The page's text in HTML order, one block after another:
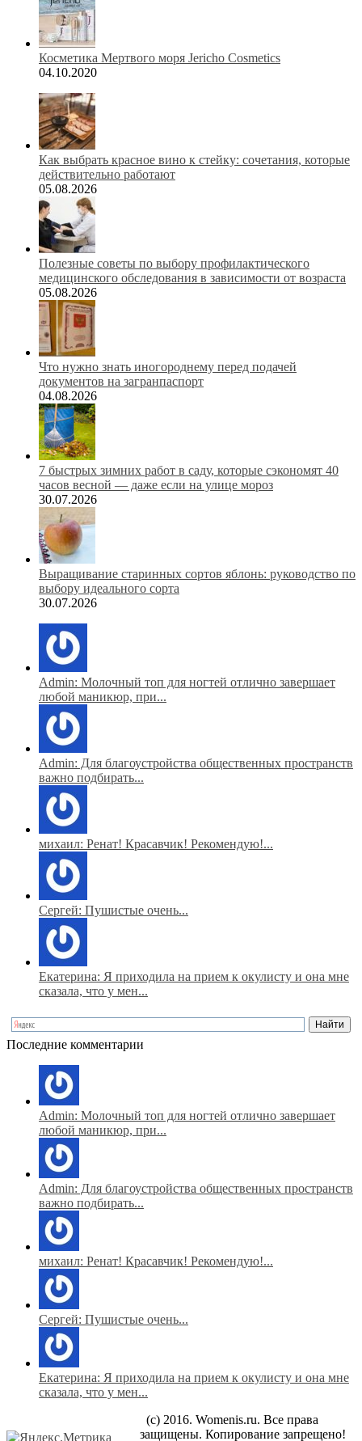
Косметика Мертвого моря Jericho Cosmetics
04.10.2020
Как выбрать красное вино к стейку: сочетания, которые
действительно работают
05.08.2026
Полезные советы по выбору профилактического
медицинского обследования в зависимости от возраста
05.08.2026
Что нужно знать иногороднему перед подачей
документов на загранпаспорт
04.08.2026
7 быстрых зимних работ в саду, которые сэкономят 40
часов весной — даже если на улице мороз
30.07.2026
Выращивание старинных сортов яблонь: руководство по
выбору идеального сорта
30.07.2026
Admin: Молочный топ для ногтей отлично завершает
любой маникюр, при...
Admin: Для благоустройства общественных пространств
важно подбирать...
михаил: Ренат! Красавчик! Рекомендую!...
Сергей: Пушистые очень...
Екатерина: Я приходила на прием к окулисту и она мне
сказала, что у мен...
Последние комментарии
Admin: Молочный топ для ногтей отлично завершает
любой маникюр, при...
Admin: Для благоустройства общественных пространств
важно подбирать...
михаил: Ренат! Красавчик! Рекомендую!...
Сергей: Пушистые очень...
Екатерина: Я приходила на прием к окулисту и она мне
сказала, что у мен...
(c) 2016. Womenis.ru. Все права
защищены. Копирование запрещено!